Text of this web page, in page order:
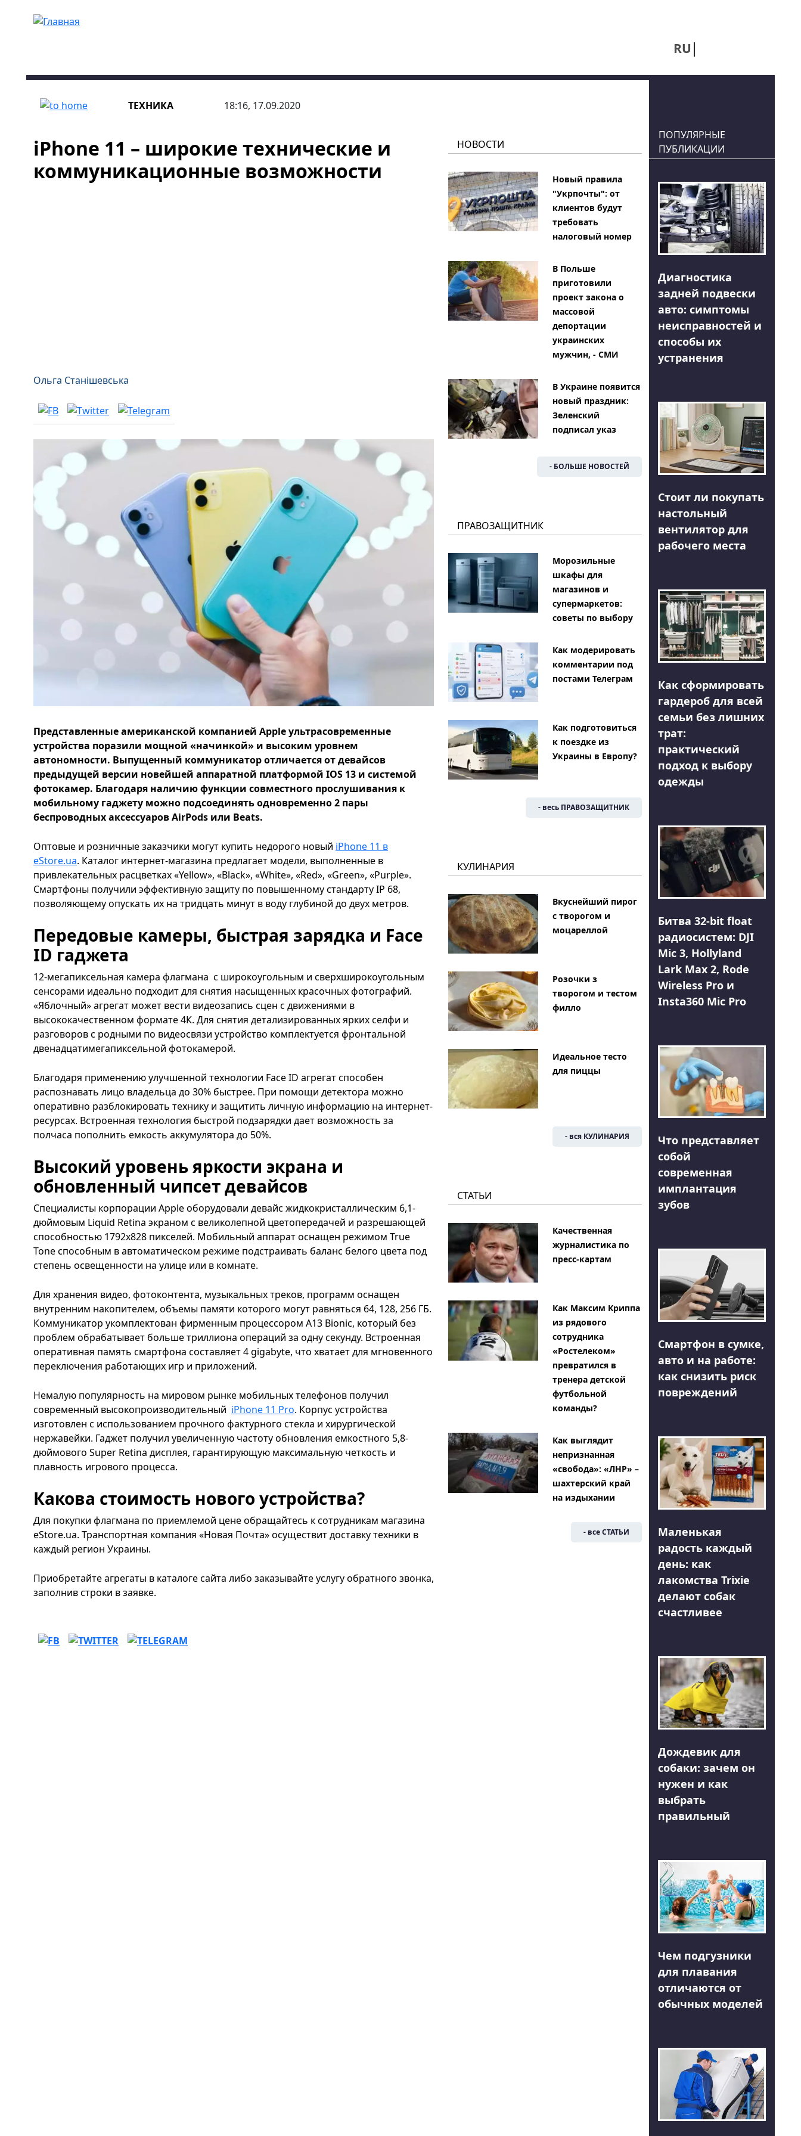
RU
ТЕХНИКА 18:16, 17.09.2020
iPhone 11 – широкие технические и
коммуникационные возможности
Ольга Станішевська
Представленные американской компанией Apple ультрасовременные
устройства поразили мощной «начинкой» и высоким уровнем
автономности. Выпущенный коммуникатор отличается от девайсов
предыдущей версии новейшей аппаратной платформой IOS 13 и системой
фотокамер. Благодаря наличию функции совместного прослушивания к
мобильному гаджету можно подсоединять одновременно 2 пары
беспроводных аксессуаров AirPods или Beats.
Оптовые и розничные заказчики могут купить недорого новый iPhone 11 в
eStore.ua. Каталог интернет-магазина предлагает модели, выполненные в
привлекательных расцветках «Yellow», «Black», «White», «Red», «Green», «Purple».
Смартфоны получили эффективную защиту по повышенному стандарту IP 68,
позволяющему опускать их на тридцать минут в воду глубиной до двух метров.
Передовые камеры, быстрая зарядка и Face
ID гаджета
12-мегапиксельная камера флагмана с широкоугольным и сверхширокоугольным
сенсорами идеально подходит для снятия насыщенных красочных фотографий.
«Яблочный» агрегат может вести видеозапись сцен с движениями в
высококачественном формате 4К. Для снятия детализированных ярких селфи и
разговоров с родными по видеосвязи устройство комплектуется фронтальной
двенадцатимегапиксельной фотокамерой.
Благодаря применению улучшенной технологии Face ID агрегат способен
распознавать лицо владельца до 30% быстрее. При помощи детектора можно
оперативно разблокировать технику и защитить личную информацию на интернет-
ресурсах. Встроенная технология быстрой подзарядки дает возможность за
полчаса пополнить емкость аккумулятора до 50%.
Высокий уровень яркости экрана и
обновленный чипсет девайсов
Специалисты корпорации Apple оборудовали девайс жидкокристаллическим 6,1-
дюймовым Liquid Retina экраном с великолепной цветопередачей и разрешающей
способностью 1792х828 пикселей. Мобильный аппарат оснащен режимом True
Tone способным в автоматическом режиме подстраивать баланс белого цвета под
степень освещенности на улице или в комнате.
Для хранения видео, фотоконтента, музыкальных треков, программ оснащен
внутренним накопителем, объемы памяти которого могут равняться 64, 128, 256 ГБ.
Коммуникатор укомплектован фирменным процессором A13 Bionic, который без
проблем обрабатывает больше триллиона операций за одну секунду. Встроенная
оперативная память смартфона составляет 4 gigabyte, что хватает для мгновенного
переключения работающих игр и приложений.
Немалую популярность на мировом рынке мобильных телефонов получил
современный высокопроизводительный iPhone 11 Pro. Корпус устройства
изготовлен с использованием прочного фактурного стекла и хирургической
нержавейки. Гаджет получил увеличенную частоту обновления емкостного 5,8-
дюймового Super Retina дисплея, гарантирующую максимальную четкость и
плавность игрового процесса.
Какова стоимость нового устройства?
Для покупки флагмана по приемлемой цене обращайтесь к сотрудникам магазина
eStore.ua. Транспортная компания «Новая Почта» осуществит доставку техники в
каждый регион Украины.
Приобретайте агрегаты в каталоге сайта либо заказывайте услугу обратного звонка,
заполнив строки в заявке.
НОВОСТИ
Новый правила
"Укрпочты": от
клиентов будут
требовать
налоговый номер
В Польше
приготовили
проект закона о
массовой
депортации
украинских
мужчин, - СМИ
В Украине появится
новый праздник:
Зеленский
подписал указ
- БОЛЬШЕ НОВОСТЕЙ
ПРАВОЗАЩИТНИК
Морозильные
шкафы для
магазинов и
супермаркетов:
советы по выбору
Как модерировать
комментарии под
постами Телеграм
Как подготовиться
к поездке из
Украины в Европу?
- весь ПРАВОЗАЩИТНИК
КУЛИНАРИЯ
Вкуснейший пирог
с творогом и
моцареллой
Розочки з
творогом и тестом
филло
Идеальное тесто
для пиццы
- вся КУЛИНАРИЯ
СТАТЬИ
Качественная
журналистика по
пресс-картам
Как Максим Криппа
из рядового
сотрудника
«Ростелеком»
превратился в
тренера детской
футбольной
команды?
Как выглядит
непризнанная
«свобода»: «ЛНР» –
шахтерский край
на издыхании
- все СТАТЬИ
ПОПУЛЯРНЫЕ
ПУБЛИКАЦИИ
Диагностика
задней подвески
авто: симптомы
неисправностей и
способы их
устранения
Стоит ли покупать
настольный
вентилятор для
рабочего места
Как сформировать
гардероб для всей
семьи без лишних
трат:
практический
подход к выбору
одежды
Битва 32-bit float
радиосистем: DJI
Mic 3, Hollyland
Lark Max 2, Rode
Wireless Pro и
Insta360 Mic Pro
Что представляет
собой
современная
имплантация
зубов
Смартфон в сумке,
авто и на работе:
как снизить риск
повреждений
Маленькая
радость каждый
день: как
лакомства Trixie
делают собак
счастливее
Дождевик для
собаки: зачем он
нужен и как
выбрать
правильный
Чем подгузники
для плавания
отличаются от
обычных моделей